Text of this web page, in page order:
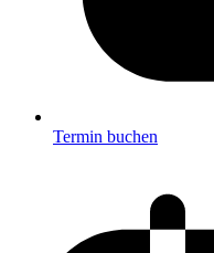
Termin buchen